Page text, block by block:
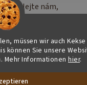
müssen wir auch
können Sie unsere
Mehr Informationen hier.
Zavolejte nám,
dáme vědět, jakmile